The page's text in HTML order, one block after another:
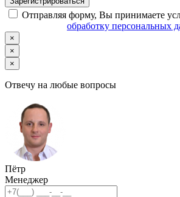
Отправляя форму, Вы принимаете
обработку персональных
×
×
×
Отвечу на любые вопросы
Пётр
Менеджер